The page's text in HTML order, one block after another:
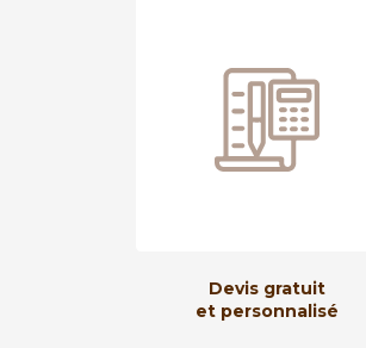
Devis gratuit
et personnalisé